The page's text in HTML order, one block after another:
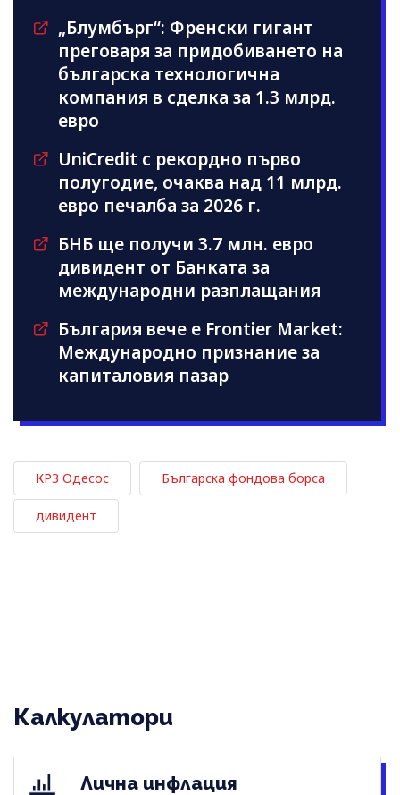
„Блумбърг“: Френски гигант
преговаря за придобиването на
българска технологична
компания в сделка за 1.3 млрд.
евро
UniCredit с рекордно първо
полугодие, очаква над 11 млрд.
евро печалба за 2026 г.
БНБ ще получи 3.7 млн. евро
дивидент от Банката за
международни разплащания
България вече е Frontier Market:
Международно признание за
капиталовия пазар
КРЗ Одесос Българска фондова борса
дивидент
Калкулатори
Лична инфлация